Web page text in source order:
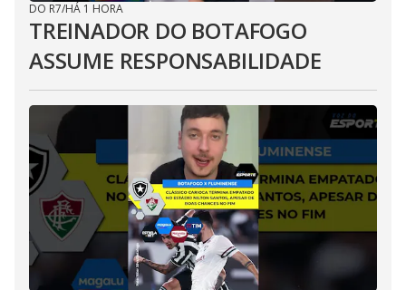
DO R7/HÁ 1 HORA
TREINADOR DO BOTAFOGO
ASSUME RESPONSABILIDADE